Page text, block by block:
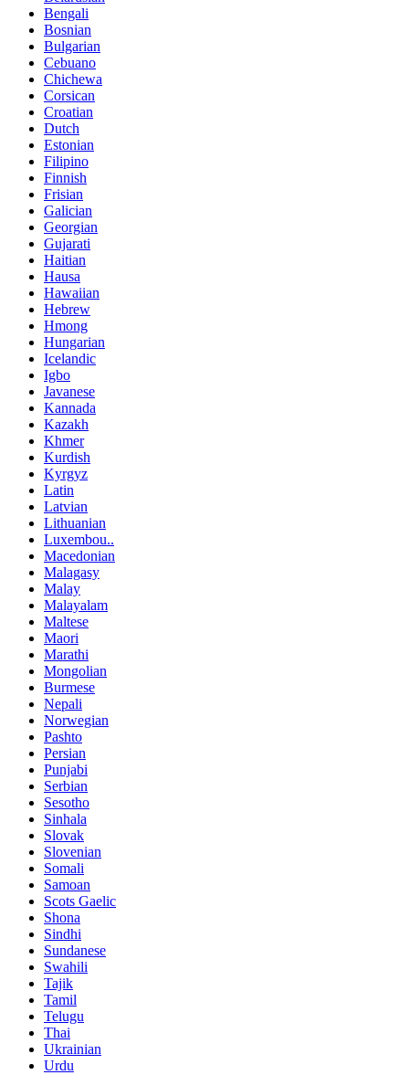
Bengali
Bosnian
Bulgarian
Cebuano
Chichewa
Corsican
Croatian
Dutch
Estonian
Filipino
Finnish
Frisian
Galician
Georgian
Gujarati
Haitian
Hausa
Hawaiian
Hebrew
Hmong
Hungarian
Icelandic
Igbo
Javanese
Kannada
Kazakh
Khmer
Kurdish
Kyrgyz
Latin
Latvian
Lithuanian
Luxembou..
Macedonian
Malagasy
Malay
Malayalam
Maltese
Maori
Marathi
Mongolian
Burmese
Nepali
Norwegian
Pashto
Persian
Punjabi
Serbian
Sesotho
Sinhala
Slovak
Slovenian
Somali
Samoan
Scots Gaelic
Shona
Sindhi
Sundanese
Swahili
Tajik
Tamil
Telugu
Thai
Ukrainian
Urdu